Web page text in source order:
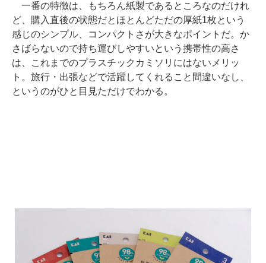
一番の特徴は、もちろん紙製であるところなのだけれ
ど、購入直後の状態だとほとんどただの厚紙1枚という
感じのシンプル、コンパクトさが大きなポイントだ。か
さばらないので持ち運びしやすいという携帯性の高さ
は、これまでのプラスチックカミソリにはないメリッ
ト。旅行・出張などで活躍してくれること間違いなし、
というのがひと目見ただけでわかる。